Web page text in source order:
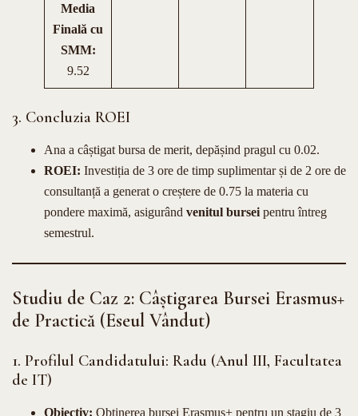
Media
Finală cu
SMM:
9.52
3. Concluzia ROEI
Ana a câștigat bursa de merit, depășind pragul cu 0.02.
ROEI: Investiția de 3 ore de timp suplimentar și de 2 ore de
consultanță a generat o creștere de 0.75 la materia cu
pondere maximă, asigurând venitul bursei pentru întreg
semestrul.
Studiu de Caz 2: Câștigarea Bursei Erasmus+
de Practică (Eseul Vândut)
1. Profilul Candidatului: Radu (Anul III, Facultatea
de IT)
Obiectiv: Obținerea bursei Erasmus+ pentru un stagiu de 3